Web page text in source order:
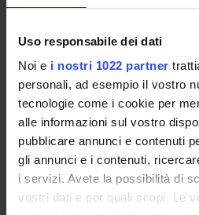
Uso responsabile dei dati
Noi e i nostri 1022 partner
personali, ad esempio il vostro
tecnologie come i cookie per
alle informazioni sul vostro
pubblicare annunci e contenuti
gli annunci e i contenuti,
i servizi. Avete la possibilità di
vostri dati e per quali scopi. Le
Syllabus:ENTI.RIC -
PROJECT PARTICIPANTS
Simone Dorothea Bach
Gabriela Constantin
Full Professor
Linda Ottoboni